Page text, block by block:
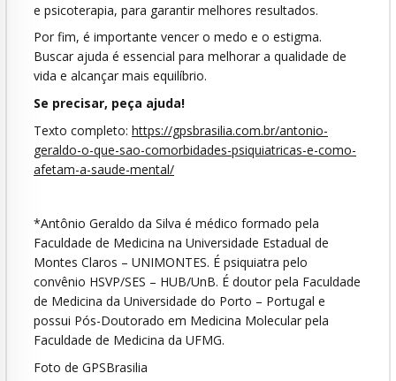
e psicoterapia, para garantir melhores resultados.
Por fim, é importante vencer o medo e o estigma.
Buscar ajuda é essencial para melhorar a qualidade de
vida e alcançar mais equilíbrio.
Se precisar, peça ajuda!
Texto completo: https://gpsbrasilia.com.br/antonio-
geraldo-o-que-sao-comorbidades-psiquiatricas-e-como-
afetam-a-saude-mental/
*Antônio Geraldo da Silva é médico formado pela
Faculdade de Medicina na Universidade Estadual de
Montes Claros – UNIMONTES. É psiquiatra pelo
convênio HSVP/SES – HUB/UnB. É doutor pela Faculdade
de Medicina da Universidade do Porto – Portugal e
possui Pós-Doutorado em Medicina Molecular pela
Faculdade de Medicina da UFMG.
Foto de GPSBrasilia